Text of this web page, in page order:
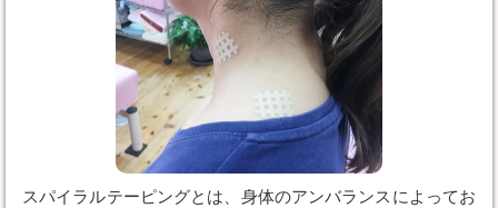
スパイラルテーピングとは、身体のアンバランスによってお